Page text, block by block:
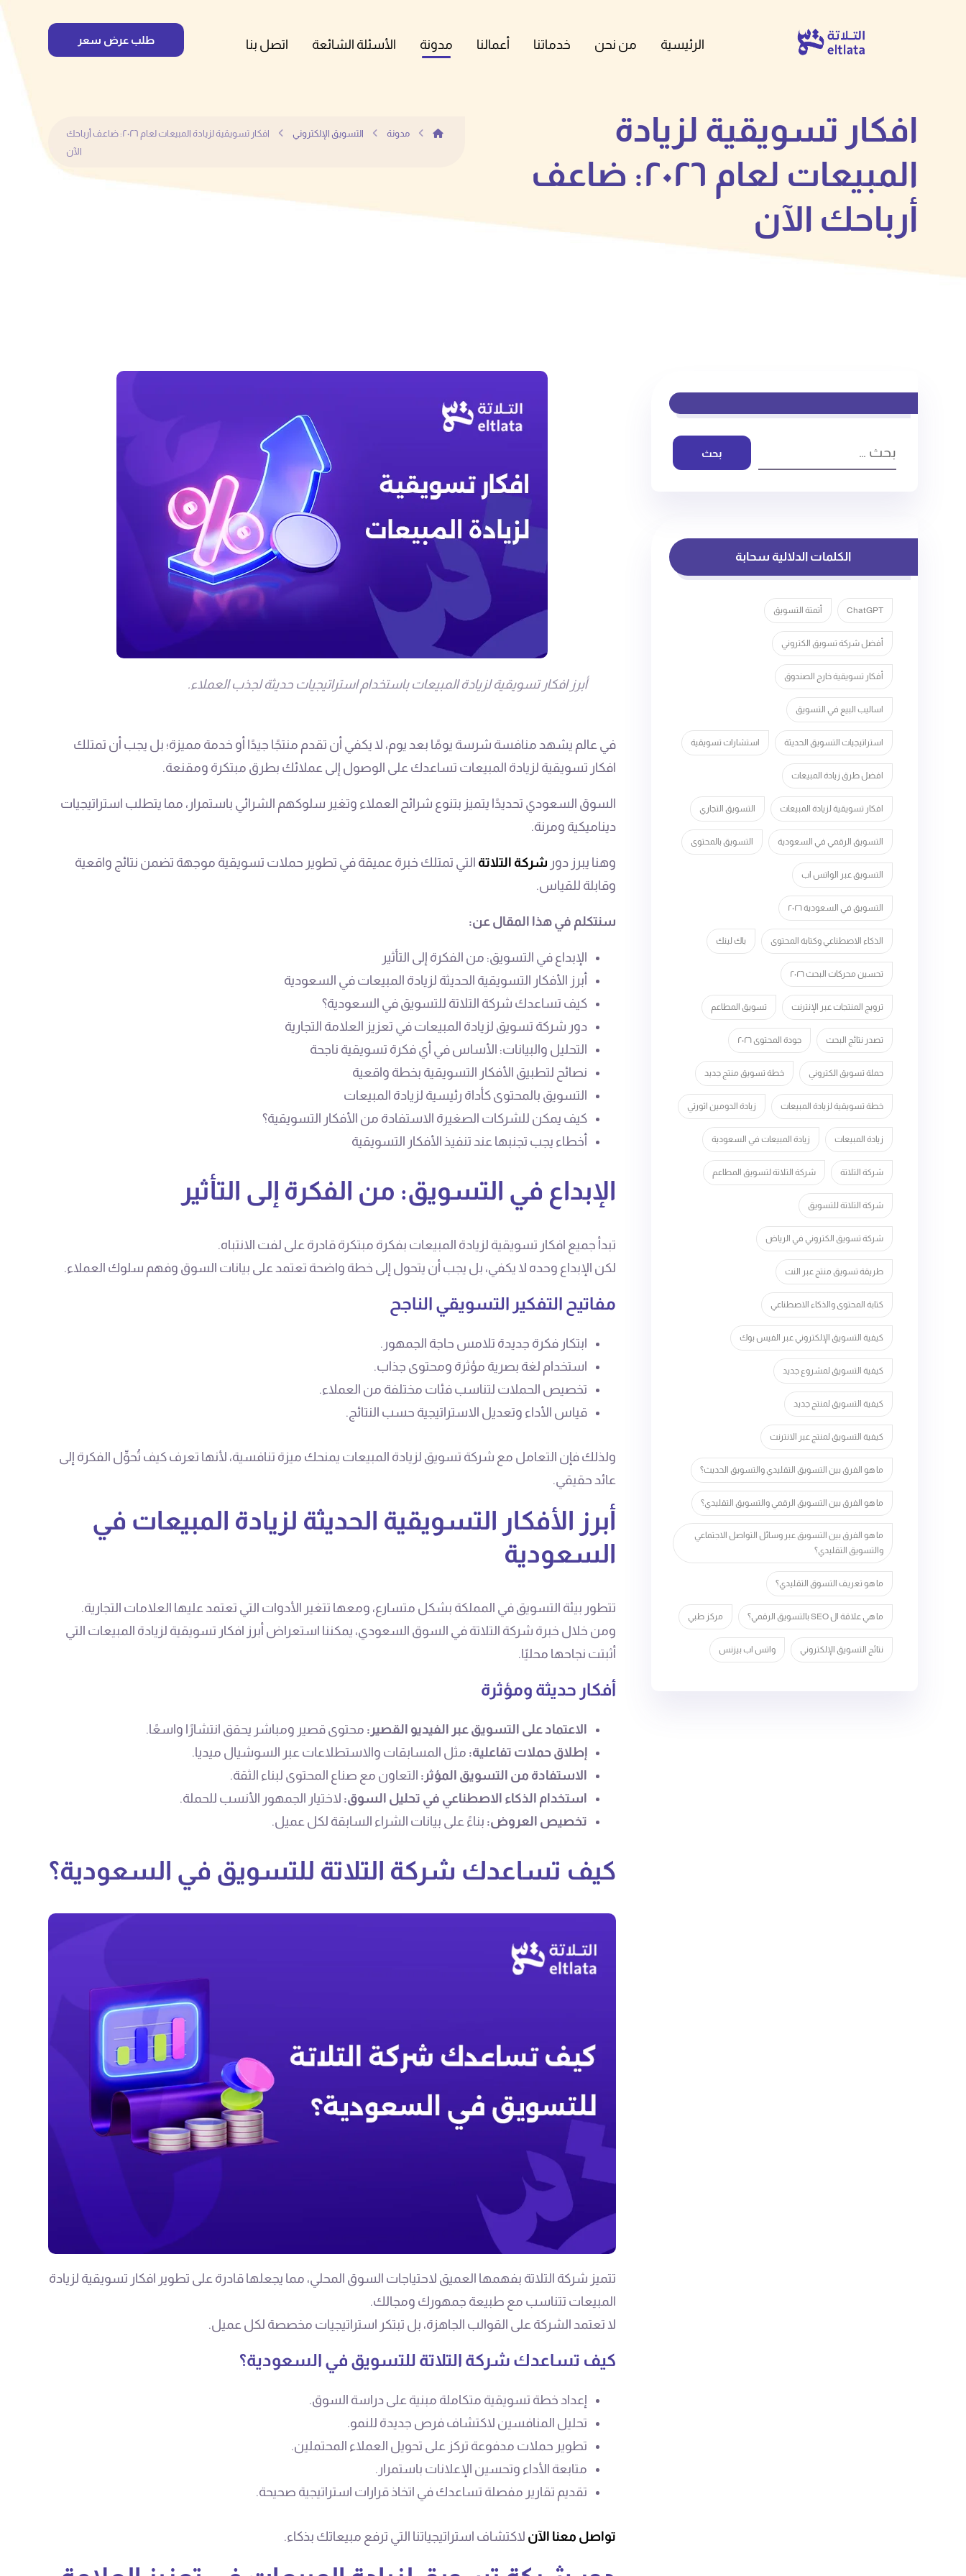
الرئيسية من نحن خدماتنا أعمالنا مدونة الأسئلة الشائعة اتصل بنا طلب عرض سعر
افكار تسويقية لزيادة
المبيعات لعام ٢٠٢٦: ضاعف
أرباحك الآن
مدونة التسويق الإلكتروني
افكار تسويقية لزيادة المبيعات لعام ٢٠٢٦: ضاعف أرباحك
الآن
أبرز افكار تسويقية لزيادة المبيعات باستخدام استراتيجيات حديثة لجذب العملاء.
في عالم يشهد منافسة شرسة يومًا بعد يوم، لا يكفي أن تقدم منتجًا جيدًا أو خدمة مميزة؛ بل يجب أن تمتلك
افكار تسويقية لزيادة المبيعات تساعدك على الوصول إلى عملائك بطرق مبتكرة ومقنعة.
السوق السعودي تحديدًا يتميز بتنوع شرائح العملاء وتغير سلوكهم الشرائي باستمرار، مما يتطلب استراتيجيات
ديناميكية ومرنة.
وهنا يبرز دور شركة التلاتة التي تمتلك خبرة عميقة في تطوير حملات تسويقية موجهة تضمن نتائج واقعية
وقابلة للقياس.
سنتكلم في هذا المقال عن:
الإبداع في التسويق: من الفكرة إلى التأثير
أبرز الأفكار التسويقية الحديثة لزيادة المبيعات في السعودية
كيف تساعدك شركة التلاتة للتسويق في السعودية؟
دور شركة تسويق لزيادة المبيعات في تعزيز العلامة التجارية
التحليل والبيانات: الأساس في أي فكرة تسويقية ناجحة
نصائح لتطبيق الأفكار التسويقية بخطة واقعية
التسويق بالمحتوى كأداة رئيسية لزيادة المبيعات
كيف يمكن للشركات الصغيرة الاستفادة من الأفكار التسويقية؟
أخطاء يجب تجنبها عند تنفيذ الأفكار التسويقية
الإبداع في التسويق: من الفكرة إلى التأثير
تبدأ جميع افكار تسويقية لزيادة المبيعات بفكرة مبتكرة قادرة على لفت الانتباه.
لكن الإبداع وحده لا يكفي، بل يجب أن يتحول إلى خطة واضحة تعتمد على بيانات السوق وفهم سلوك العملاء.
مفاتيح التفكير التسويقي الناجح
ابتكار فكرة جديدة تلامس حاجة الجمهور.
استخدام لغة بصرية مؤثرة ومحتوى جذاب.
تخصيص الحملات لتناسب فئات مختلفة من العملاء.
قياس الأداء وتعديل الاستراتيجية حسب النتائج.
ولذلك فإن التعامل مع شركة تسويق لزيادة المبيعات يمنحك ميزة تنافسية، لأنها تعرف كيف تُحوِّل الفكرة إلى
عائد حقيقي.
أبرز الأفكار التسويقية الحديثة لزيادة المبيعات في
السعودية
تتطور بيئة التسويق في المملكة بشكل متسارع، ومعها تتغير الأدوات التي تعتمد عليها العلامات التجارية.
ومن خلال خبرة شركة التلاتة في السوق السعودي، يمكننا استعراض أبرز افكار تسويقية لزيادة المبيعات التي
أثبتت نجاحها محليًا.
أفكار حديثة ومؤثرة
الاعتماد على التسويق عبر الفيديو القصير: محتوى قصير ومباشر يحقق انتشارًا واسعًا.
إطلاق حملات تفاعلية: مثل المسابقات والاستطلاعات عبر السوشيال ميديا.
الاستفادة من التسويق المؤثر: التعاون مع صناع المحتوى لبناء الثقة.
استخدام الذكاء الاصطناعي في تحليل السوق: لاختيار الجمهور الأنسب للحملة.
تخصيص العروض: بناءً على بيانات الشراء السابقة لكل عميل.
كيف تساعدك شركة التلاتة للتسويق في السعودية؟
تتميز شركة التلاتة بفهمها العميق لاحتياجات السوق المحلي، مما يجعلها قادرة على تطوير افكار تسويقية لزيادة
المبيعات تتناسب مع طبيعة جمهورك ومجالك.
لا تعتمد الشركة على القوالب الجاهزة، بل تبتكر استراتيجيات مخصصة لكل عميل.
كيف تساعدك شركة التلاتة للتسويق في السعودية؟
إعداد خطة تسويقية متكاملة مبنية على دراسة السوق.
تحليل المنافسين لاكتشاف فرص جديدة للنمو.
تطوير حملات مدفوعة تركز على تحويل العملاء المحتملين.
متابعة الأداء وتحسين الإعلانات باستمرار.
تقديم تقارير مفصلة تساعدك في اتخاذ قرارات استراتيجية صحيحة.
تواصل معنا الآن لاكتشاف استراتيجياتنا التي ترفع مبيعاتك بذكاء.
بحث
الكلمات الدلالية سحابة
ChatGPT أتمتة التسويق
أفضل شركة تسويق الكتروني
أفكار تسويقية خارج الصندوق
اساليب البيع في التسويق
استراتيجيات التسويق الحديثة استشارات تسويقية
افضل طرق زيادة المبيعات
افكار تسويقية لزيادة المبيعات التسويق التجاري
التسويق الرقمي في السعودية التسويق بالمحتوى
التسويق عبر الواتس اب
التسويق في السعودية ٢٠٢٦
الذكاء الاصطناعي وكتابة المحتوى باك لينك
تحسين محركات البحث ٢٠٢٦
ترويج المنتجات عبر الإنترنت تسويق المطاعم
تصدر نتائج البحث جودة المحتوى ٢٠٢٦
حملة تسويق الكتروني خطة تسويق منتج جديد
خطة تسويقية لزيادة المبيعات زيادة الدومين اثورتي
زيادة المبيعات زيادة المبيعات في السعودية
شركة التلاتة شركة التلاتة لتسويق المطاعم
شركة التلاتة للتسويق
شركة تسويق الكتروني في الرياض
طريقة تسويق منتج عبر النت
كتابة المحتوى والذكاء الاصطناعي
كيفية التسويق الإلكتروني عبر الفيس بوك
كيفية التسويق لمشروع جديد
كيفية التسويق لمنتج جديد
كيفية التسويق لمنتج عبر الانترنت
ما هو الفرق بين التسويق التقليدي والتسويق الحديث؟
ما هو الفرق بين التسويق الرقمي والتسويق التقليدي؟
ما هو الفرق بين التسويق عبر وسائل التواصل الاجتماعي
والتسويق التقليدي؟
ما هو تعريف التسوق التقليدي؟
ما هي علاقة ال SEO بالتسويق الرقمي؟ مركز طبي
نتائج التسويق الإلكتروني واتس اب بيزنس